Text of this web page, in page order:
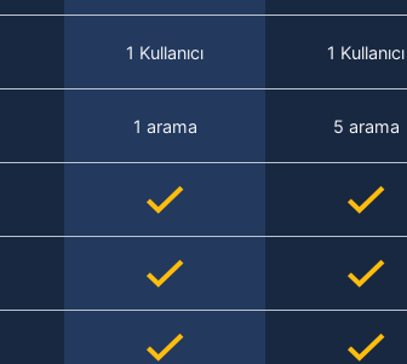
1 Kullanıcı 1 Kullanıcı
1 arama 5 arama